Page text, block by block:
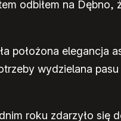
odbiłem na
położona elegancja
wydzielana
roku zdarzyło się